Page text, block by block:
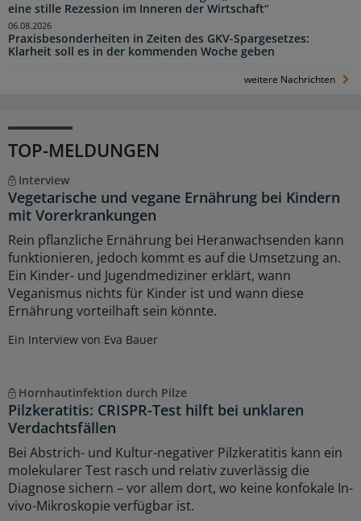
eine stille Rezession im Inneren der Wirtschaft“
Praxisbesonderheiten in Zeiten des GKV-Spargesetzes:
Klarheit soll es in der kommenden Woche geben
06.08.2026
weitere Nachrichten
TOP-MELDUNGEN
Interview
Vegetarische und vegane Ernährung bei Kindern
mit Vorerkrankungen
Rein pflanzliche Ernährung bei Heranwachsenden kann
funktionieren, jedoch kommt es auf die Umsetzung an.
Ein Kinder- und Jugendmediziner erklärt, wann
Veganismus nichts für Kinder ist und wann diese
Ernährung vorteilhaft sein könnte.
Ein Interview von Eva Bauer
Hornhautinfektion durch Pilze
Pilzkeratitis: CRISPR-Test hilft bei unklaren
Verdachtsfällen
Bei Abstrich- und Kultur-negativer Pilzkeratitis kann ein
molekularer Test rasch und relativ zuverlässig die
Diagnose sichern – vor allem dort, wo keine konfokale In-
vivo-Mikroskopie verfügbar ist.